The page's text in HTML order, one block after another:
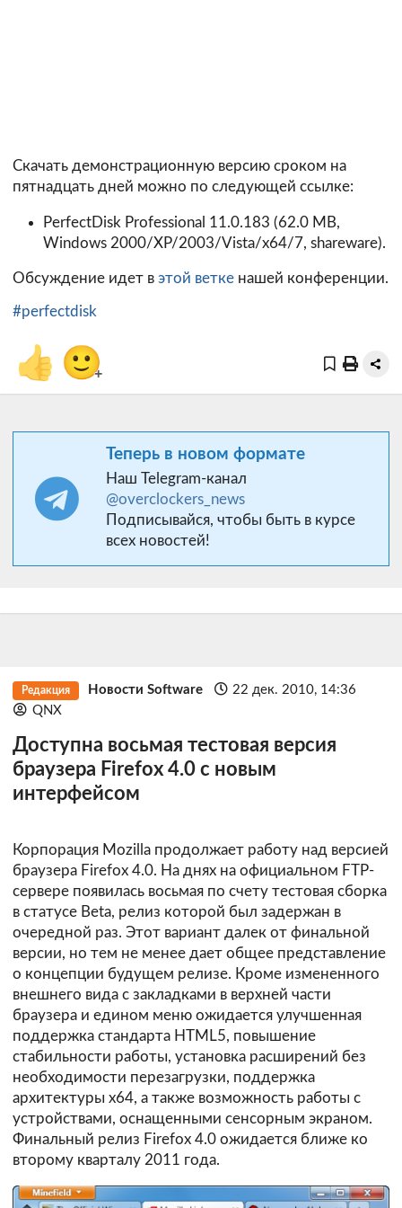
Скачать демонстрационную версию сроком на
пятнадцать дней можно по следующей ссылке:
PerfectDisk Professional 11.0.183 (62.0 MB,
Windows 2000/XP/2003/Vista/x64/7, shareware).
Обсуждение идет в этой ветке нашей конференции.
#perfectdisk
👍 🙂+
Теперь в новом формате
Наш Telegram-канал
@overclockers_news
Подписывайся, чтобы быть в курсе
всех новостей!
Редакция Новости Software
22 дек. 2010, 14:36
QNX
Доступна восьмая тестовая версия
браузера Firefox 4.0 с новым
интерфейсом
Корпорация Mozilla продолжает работу над версией
браузера Firefox 4.0. На днях на официальном FTP-
сервере появилась восьмая по счету тестовая сборка
в статусе Beta, релиз которой был задержан в
очередной раз. Этот вариант далек от финальной
версии, но тем не менее дает общее представление
о концепции будущем релизе. Кроме измененного
внешнего вида с закладками в верхней части
браузера и едином меню ожидается улучшенная
поддержка стандарта HTML5, повышение
стабильности работы, установка расширений без
необходимости перезагрузки, поддержка
архитектуры х64, а также возможность работы с
устройствами, оснащенными сенсорным экраном.
Финальный релиз Firefox 4.0 ожидается ближе ко
второму кварталу 2011 года.